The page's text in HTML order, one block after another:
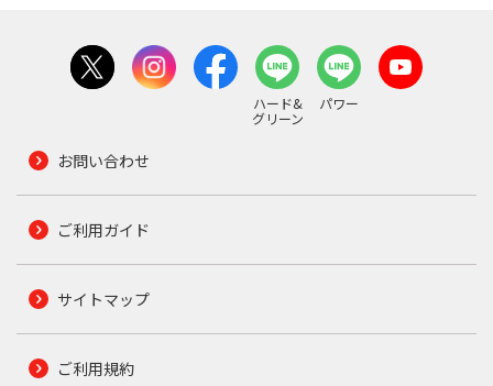
ハード&
グリーン
パワー
お問い合わせ
ご利用ガイド
サイトマップ
ご利用規約